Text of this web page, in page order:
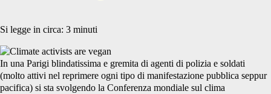
ambientale
consumo
Si legge in circa: 3 minuti
In una Parigi blindatissima e gremita di agenti di polizia e soldati
(molto attivi nel reprimere ogni tipo di manifestazione pubblica seppur
pacifica) si sta svolgendo la Conferenza mondiale sul clima